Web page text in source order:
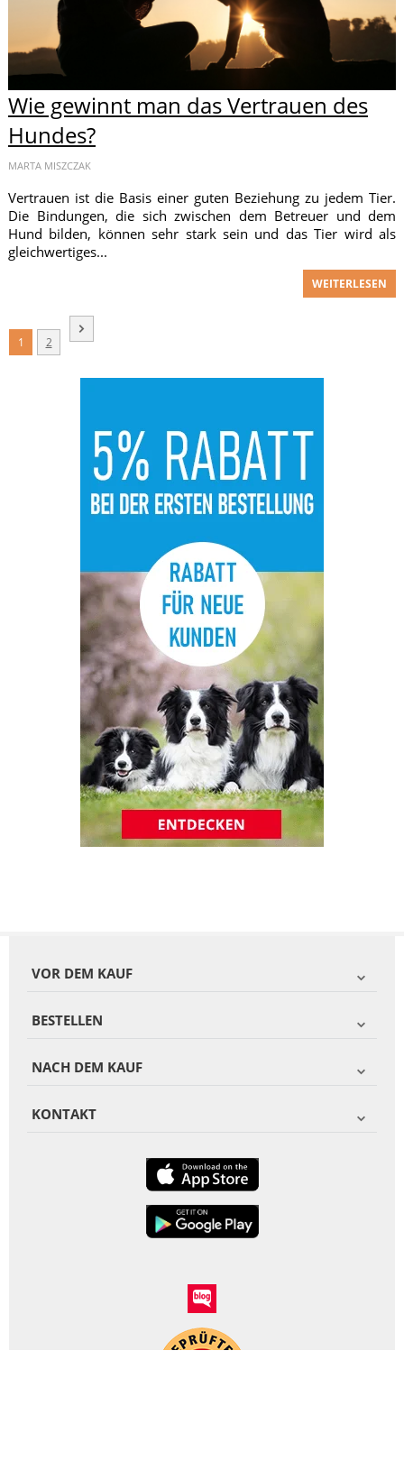
Wie gewinnt man das Vertrauen des
Hundes?
MARTA MISZCZAK
Vertrauen ist die Basis einer guten Beziehung zu jedem Tier.
Die Bindungen, die sich zwischen dem Betreuer und dem
Hund bilden, können sehr stark sein und das Tier wird als
gleichwertiges...
WEITERLESEN
1 2
VOR DEM KAUF
BESTELLEN
NACH DEM KAUF
KONTAKT